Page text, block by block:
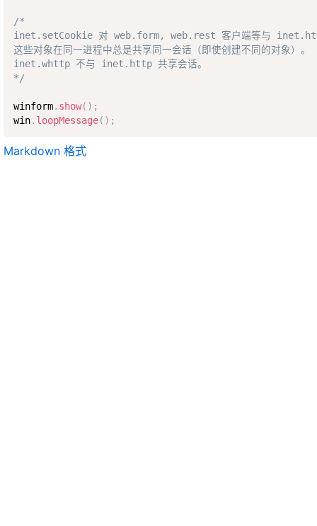
/*
inet.setCookie 对 web.form, web.rest 客户端等与 inet.http
这些对象在同一进程中总是共享同一会话（即使创建不同的对象）。
inet.whttp 不与 inet.http 共享会话。
*/
winform. show( ) ;
win. loopMessage( ) ;
Markdown 格式